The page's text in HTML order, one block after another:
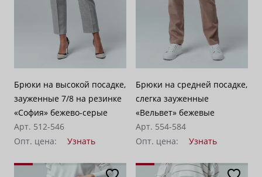
Брюки на высокой посадке,
зауженные 7/8 на резинке
«София» бежево-серые
Арт. 512-546
Опт. цена:
Узнать
Брюки на средней посадке,
слегка зауженные
«Вельвет» бежевые
Арт. 554-584
Опт. цена:
Узнать